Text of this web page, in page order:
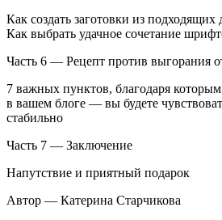
Как создать заготовки из подходящих
Как выбрать удачное сочетание
Часть 6 — Рецепт против выгорания
7 важных пунктов, благодаря
в вашем блоге — вы будете
стабильно
Часть 7 — Заключение
Напутствие и приятный подарок
Автор — Катерина Старчикова